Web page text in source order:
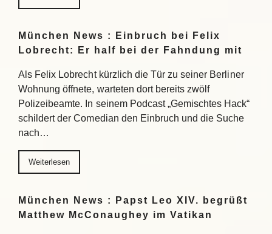
München News : Einbruch bei Felix
Lobrecht: Er half bei der Fahndung mit
Als Felix Lobrecht kürzlich die Tür zu seiner Berliner
Wohnung öffnete, warteten dort bereits zwölf
Polizeibeamte. In seinem Podcast „Gemischtes Hack“
schildert der Comedian den Einbruch und die Suche
nach…
Weiterlesen
München News : Papst Leo XIV. begrüßt
Matthew McConaughey im Vatikan